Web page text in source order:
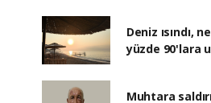
Deniz ısındı,
yüzde 90'lara
Muhtara